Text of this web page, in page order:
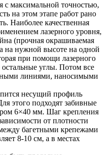
с максимальной точностью,
на этом этапе работ рано
Наиболее качественная
лазерного уровня,
(прочная окрашиваемая
на нужной высоте на одной
при помощи лазерного
остальные углы. Потом все
линиями, наносимыми
несущий профиль
этого подходят забивные
6×40 мм. Шаг крепления
от плотности
багетными крепежами
8-10 см, а в местах